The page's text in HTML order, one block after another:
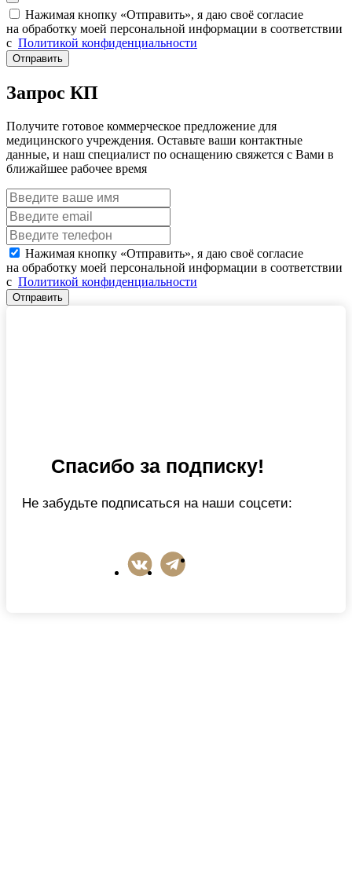
Нажимая кнопку «Отправить», я даю своё согласие
на обработку моей персональной информации в соответствии
с Политикой конфиденциальности
Отправить
Запрос КП
Получите готовое коммерческое предложение для
медицинского учреждения. Оставьте ваши контактные
данные, и наш специалист по оснащению свяжется с Вами в
ближайшее рабочее время
Нажимая кнопку «Отправить», я даю своё согласие
на обработку моей персональной информации в соответствии
с Политикой конфиденциальности
Отправить
Спасибо за подписку!
Не забудьте подписаться на наши соцсети: